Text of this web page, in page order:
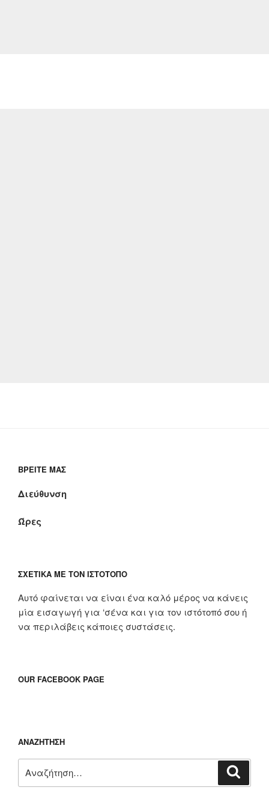
ΒΡΕΊΤΕ ΜΑΣ
Διεύθυνση
Ώρες
ΣΧΕΤΙΚΆ ΜΕ ΤΟΝ ΙΣΤΌΤΟΠΟ
Αυτό φαίνεται να είναι ένα καλό μέρος να κάνεις
μία εισαγωγή για ‘σένα και για τον ιστότοπό σου ή
να περιλάβεις κάποιες συστάσεις.
OUR FACEBOOK PAGE
ΑΝΑΖΉΤΗΣΗ
για: